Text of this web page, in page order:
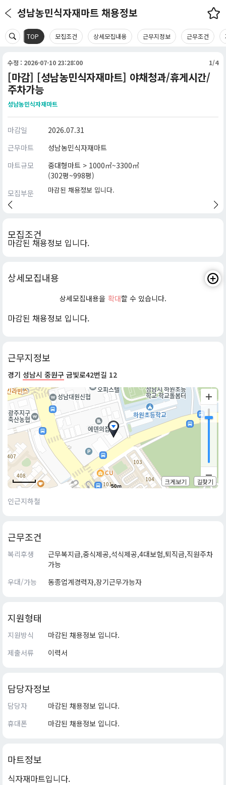
성남농민식자재마트 채용정보
TOP 모집조건 상세모집내용 근무지정보 근무조건
수정 : 2026-07-10 23:28:00 1/4
[마감] [성남농민식자재마트] 야채청과/휴게시간/
주차가능
성남농민식자재마트
마감일
2026.07.31
근무마트
성남농민식자재마트
마트규모
중대형마트 > 1000㎡~3300㎡
(302평~998평)
모집부문
마감된 채용정보 입니다.
모집조건
마감된 채용정보 입니다.
상세모집내용
상세모집내용을 확대할 수 있습니다.
마감된 채용정보 입니다.
근무지정보
경기 성남시 중원구 금빛로42번길 12
50m
크게보기 길찾기
인근지하철
근무조건
복리후생
근무복지급,중식제공,석식제공,4대보험,퇴직금,직원주차
가능
우대/가능
동종업계경력자,장기근무가능자
지원형태
지원방식
마감된 채용정보 입니다.
제출서류
이력서
담당자정보
담당자
마감된 채용정보 입니다.
휴대폰
마감된 채용정보 입니다.
마트정보
식자재마트입니다.